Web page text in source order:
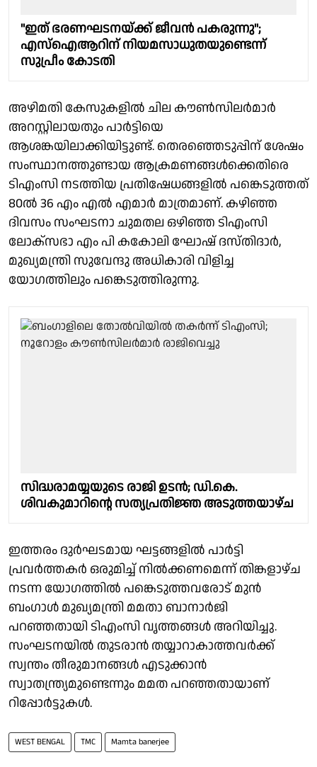
"ഇത് ഭരണഘടനയ്ക്ക് ജീവൻ പകരുന്നു";
എസ്ഐആറിന് നിയമസാധുതയുണ്ടെന്ന്
സുപ്രീം കോടതി
അഴിമതി കേസുകളിൽ ചില കൗൺസിലർമാർ
അറസ്റ്റിലായതും പാർട്ടിയെ
ആശങ്കയിലാക്കിയിട്ടുണ്ട്. തെരഞ്ഞെടുപ്പിന് ശേഷം
സംസ്ഥാനത്തുണ്ടായ ആക്രമണങ്ങൾക്കെതിരെ
ടിഎംസി നടത്തിയ പ്രതിഷേധങ്ങളിൽ പങ്കെടുത്തത്
80ൽ 36 എം എൽ എമാർ മാത്രമാണ്. കഴിഞ്ഞ
ദിവസം സംഘടനാ ചുമതല ഒഴിഞ്ഞ ടിഎംസി
ലോക്സഭാ എം പി കകോലി ഘോഷ് ദസ്തിദാർ,
മുഖ്യമന്ത്രി സുവേന്ദു അധികാരി വിളിച്ച
യോഗത്തിലും പങ്കെടുത്തിരുന്നു.
സിദ്ധരാമയ്യയുടെ രാജി ഉടന്‍; ഡി.കെ.
ശിവകുമാറിന്റെ സത്യപ്രതിജ്ഞ അടുത്തയാഴ്‌ച
ഇത്തരം ദുർഘടമായ ഘട്ടങ്ങളിൽ പാർട്ടി
പ്രവർത്തകർ ഒരുമിച്ച് നിൽക്കണമെന്ന് തിങ്കളാഴ്ച
നടന്ന യോഗത്തിൽ പങ്കെടുത്തവരോട് മുൻ
ബംഗാൾ മുഖ്യമന്ത്രി മമതാ ബാനാർജി
പറഞ്ഞതായി ടിഎംസി വൃത്തങ്ങൾ അറിയിച്ചു.
സംഘടനയിൽ തുടരാൻ തയ്യാറാകാത്തവർക്ക്
സ്വന്തം തീരുമാനങ്ങൾ എടുക്കാൻ
സ്വാതന്ത്ര്യമുണ്ടെന്നും മമത പറഞ്ഞതായാണ്
റിപ്പോർട്ടുകൾ.
WEST BENGAL TMC Mamta banerjee